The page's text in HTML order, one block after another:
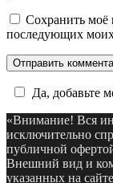
Сохранить моё
последующих
Да, добавьте
«Внимание! Вся
исключительно
публичной
Внешний вид и
указанных на